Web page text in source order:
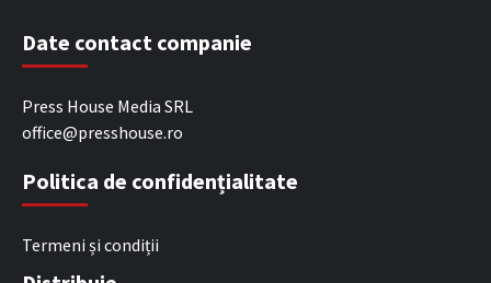
Date contact companie
Press House Media SRL
office@presshouse.ro
Politica de confidențialitate
Termeni și condiții